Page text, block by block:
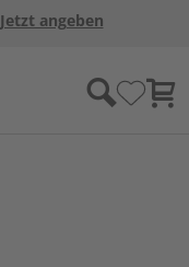
Jetzt angeben